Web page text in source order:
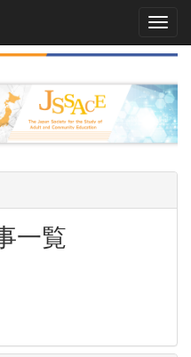
一覧